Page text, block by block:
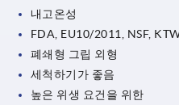
내고온성
FDA, EU10/2011, NSF,
폐쇄형 그립 외형
세척하기가 좋음
높은 위생 요건을 위한